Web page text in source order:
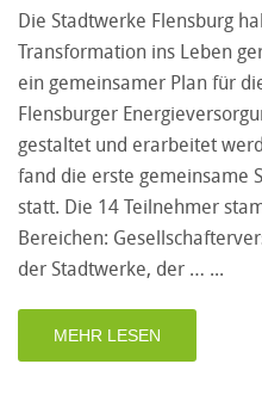
Die Stadtwerke Flensburg
Transformation ins Leben
ein gemeinsamer Plan für
Flensburger
gestaltet und erarbeitet
fand die erste gemeinsame
statt. Die 14 Teilnehmer
Bereichen:
der Stadtwerke, der …
MEHR LESEN